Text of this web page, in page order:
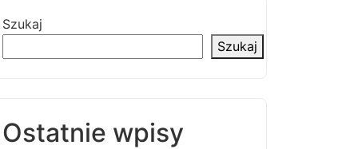
Szukaj
Szukaj
Ostatnie wpisy